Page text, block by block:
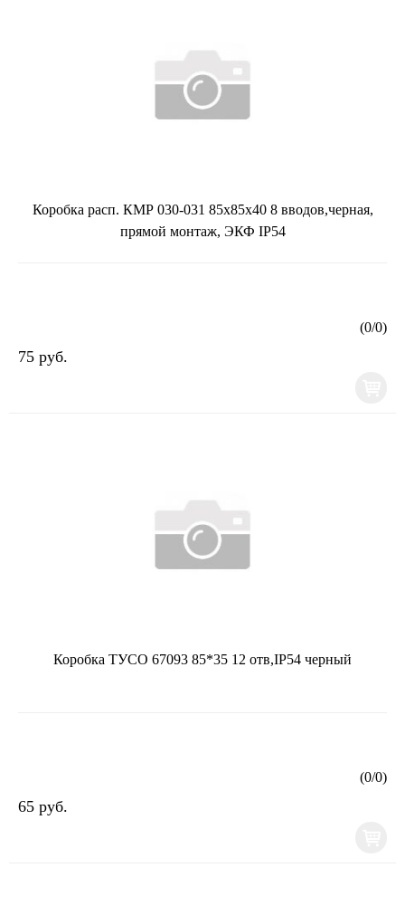
Коробка расп. КМР 030-031 85х85х40 8 вводов,черная,
прямой монтаж, ЭКФ IP54
(0/0)
75 руб.
Коробка ТУСО 67093 85*35 12 отв,IP54 черный
(0/0)
65 руб.